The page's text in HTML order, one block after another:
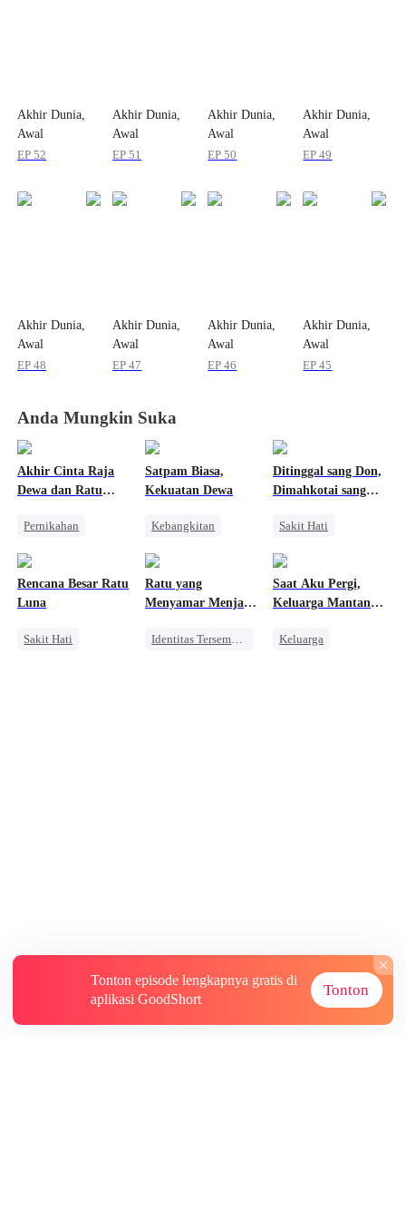
Akhir Dunia,
Awal
Kekayaanku
EP52
Akhir Dunia,
Awal
Kekayaanku
EP51
Akhir Dunia,
Awal
Kekayaanku
EP50
Akhir Dunia,
Awal
Kekayaanku
EP49
Akhir Dunia,
Awal
Kekayaanku
EP48
Akhir Dunia,
Awal
Kekayaanku
EP47
Akhir Dunia,
Awal
Kekayaanku
EP46
Akhir Dunia,
Awal
Kekayaanku
EP45
Anda Mungkin Suka
Akhir Cinta Raja
Dewa dan Ratu
Pernikahan
Penyesalan
Satpam Biasa,
Kekuatan Dewa
Kebangkitan
Ditinggal sang Don,
Dimahkotai sang
Sakit Hati
Mengejar Istri
Rencana Besar Ratu
Luna
Sakit Hati
Ratu yang
Menyamar Menjadi
Identitas Tersembunyi
Saat Aku Pergi,
Keluarga Mantan
Keluarga
Tonton episode lengkapnya gratis di
aplikasi GoodShort
Tonton